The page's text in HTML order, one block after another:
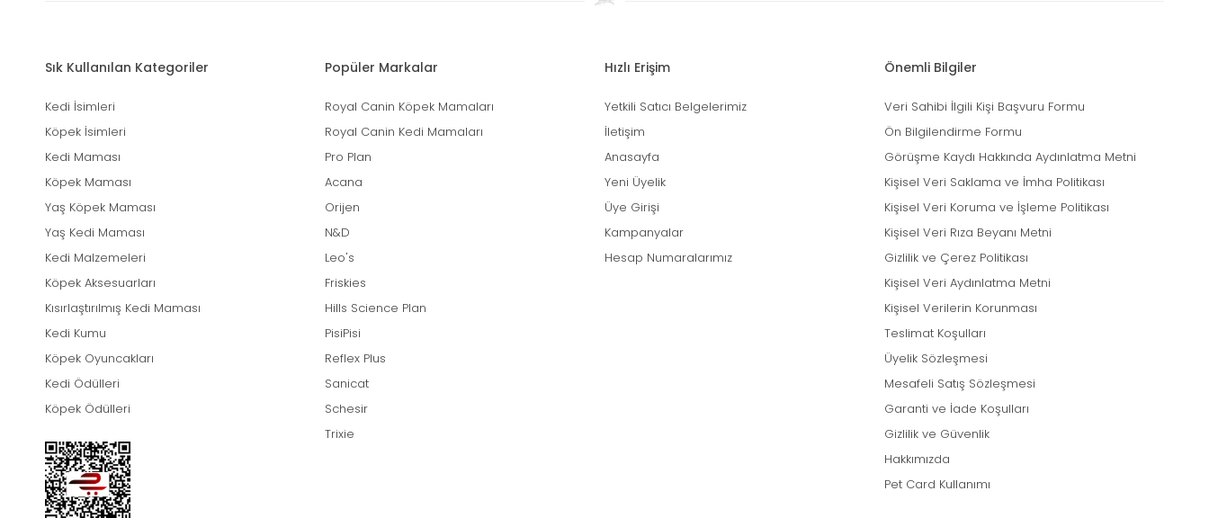
Sık Kullanılan Kategoriler
Kedi İsimleri
Köpek İsimleri
Kedi Maması
Köpek Maması
Yaş Köpek Maması
Yaş Kedi Maması
Kedi Malzemeleri
Köpek Aksesuarları
Kısırlaştırılmış Kedi Maması
Kedi Kumu
Köpek Oyuncakları
Kedi Ödülleri
Köpek Ödülleri
Popüler Markalar
Royal Canin Köpek Mamaları
Royal Canin Kedi Mamaları
Pro Plan
Acana
Orijen
N&D
Leo's
Friskies
Hills Science Plan
PisiPisi
Reflex Plus
Sanicat
Schesir
Trixie
Hızlı Erişim
Yetkili Satıcı Belgelerimiz
İletişim
Anasayfa
Yeni Üyelik
Üye Girişi
Kampanyalar
Hesap Numaralarımız
Önemli Bilgiler
Veri Sahibi İlgili Kişi Başvuru Formu
Ön Bilgilendirme Formu
Görüşme Kaydı Hakkında Aydınlatma Metni
Kişisel Veri Saklama ve İmha Politikası
Kişisel Veri Koruma ve İşleme Politikası
Kişisel Veri Rıza Beyanı Metni
Gizlilik ve Çerez Politikası
Kişisel Veri Aydınlatma Metni
Kişisel Verilerin Korunması
Teslimat Koşulları
Üyelik Sözleşmesi
Mesafeli Satış Sözleşmesi
Garanti ve İade Koşulları
Gizlilik ve Güvenlik
Hakkımızda
Pet Card Kullanımı